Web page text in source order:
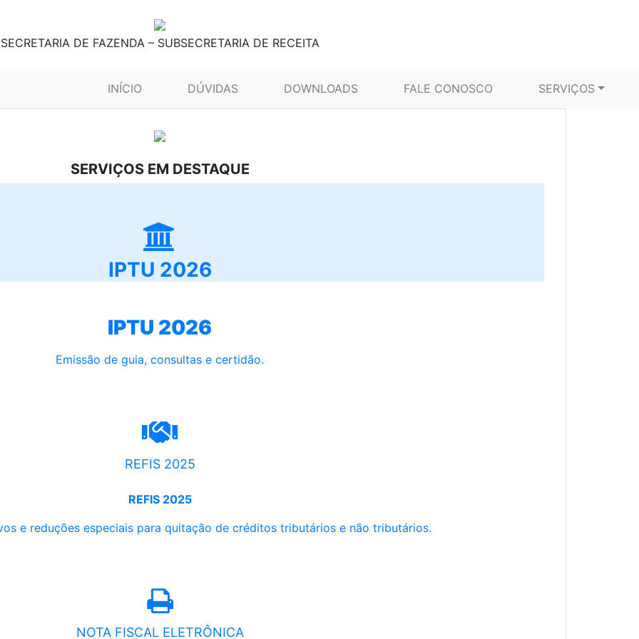
SECRETARIA DE FAZENDA – SUBSECRETARIA DE RECEITA
INÍCIO (CURRENT)DÚVIDAS DOWNLOADS FALE CONOSCO SERVIÇOS
SERVIÇOS EM DESTAQUE
IPTU 2026
IPTU 2026
Emissão de guia, consultas e certidão.
REFIS 2025
REFIS 2025
e reduções especiais para quitação de créditos tributários e não tributários.
NOTA FISCAL ELETRÔNICA